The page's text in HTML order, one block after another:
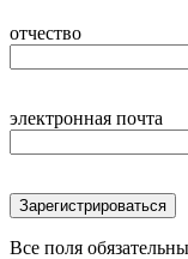
отчество
электронная почта
Зарегистрироваться
Все поля